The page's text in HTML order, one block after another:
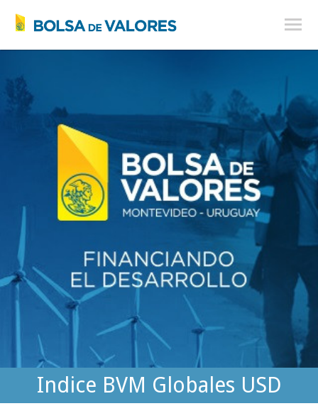
Indice BVM Globales USD